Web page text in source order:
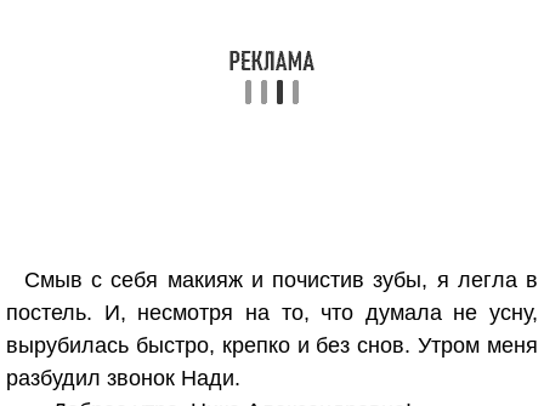
Смыв с себя макияж и почистив зубы, я легла в
постель. И, несмотря на то, что думала не усну,
вырубилась быстро, крепко и без снов. Утром меня
разбудил звонок Нади.